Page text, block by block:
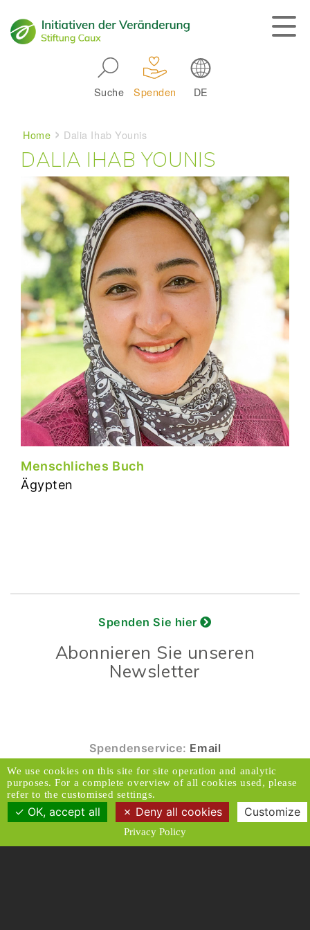
Suche Spenden DE
Breadcrumb
Home Dalia Ihab Younis
DALIA IHAB YOUNIS
Menschliches Buch
Ägypten
Spenden Sie hier
Abonnieren Sie unseren
Newsletter
Spendenservice: Email
© 2026 Caux Initiativen der Veränderung. Alle
Rechte vorbehalten.
Kontakt & Adresse
Haftungsausschluss
Medien
Datenschutzrichtlinien
We use cookies on this site for site operation and analytic
purposes. For a complete overview of all cookies used, please
refer to the customised settings.
OK, accept all Deny all cookies Customize
Privacy Policy